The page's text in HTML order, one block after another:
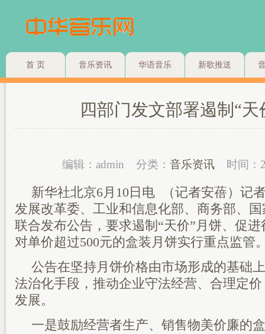
首 页 音乐资讯 华语音乐 新歌推送
四部门发文部署遏制“天
编辑：admin 分类： 音乐资讯 时间：
新华社北京6月10日电 （记者安蓓）记
发展改革委、工业和信息化部、商务部、
联合发布公告，要求遏制“天价”月饼、促
对单价超过500元的盒装月饼实行重点监管
公告在坚持月饼价格由市场形成的基础
法治化手段，推动企业守法经营、合理定
发展。
一是鼓励经营者生产、销售物美价廉的